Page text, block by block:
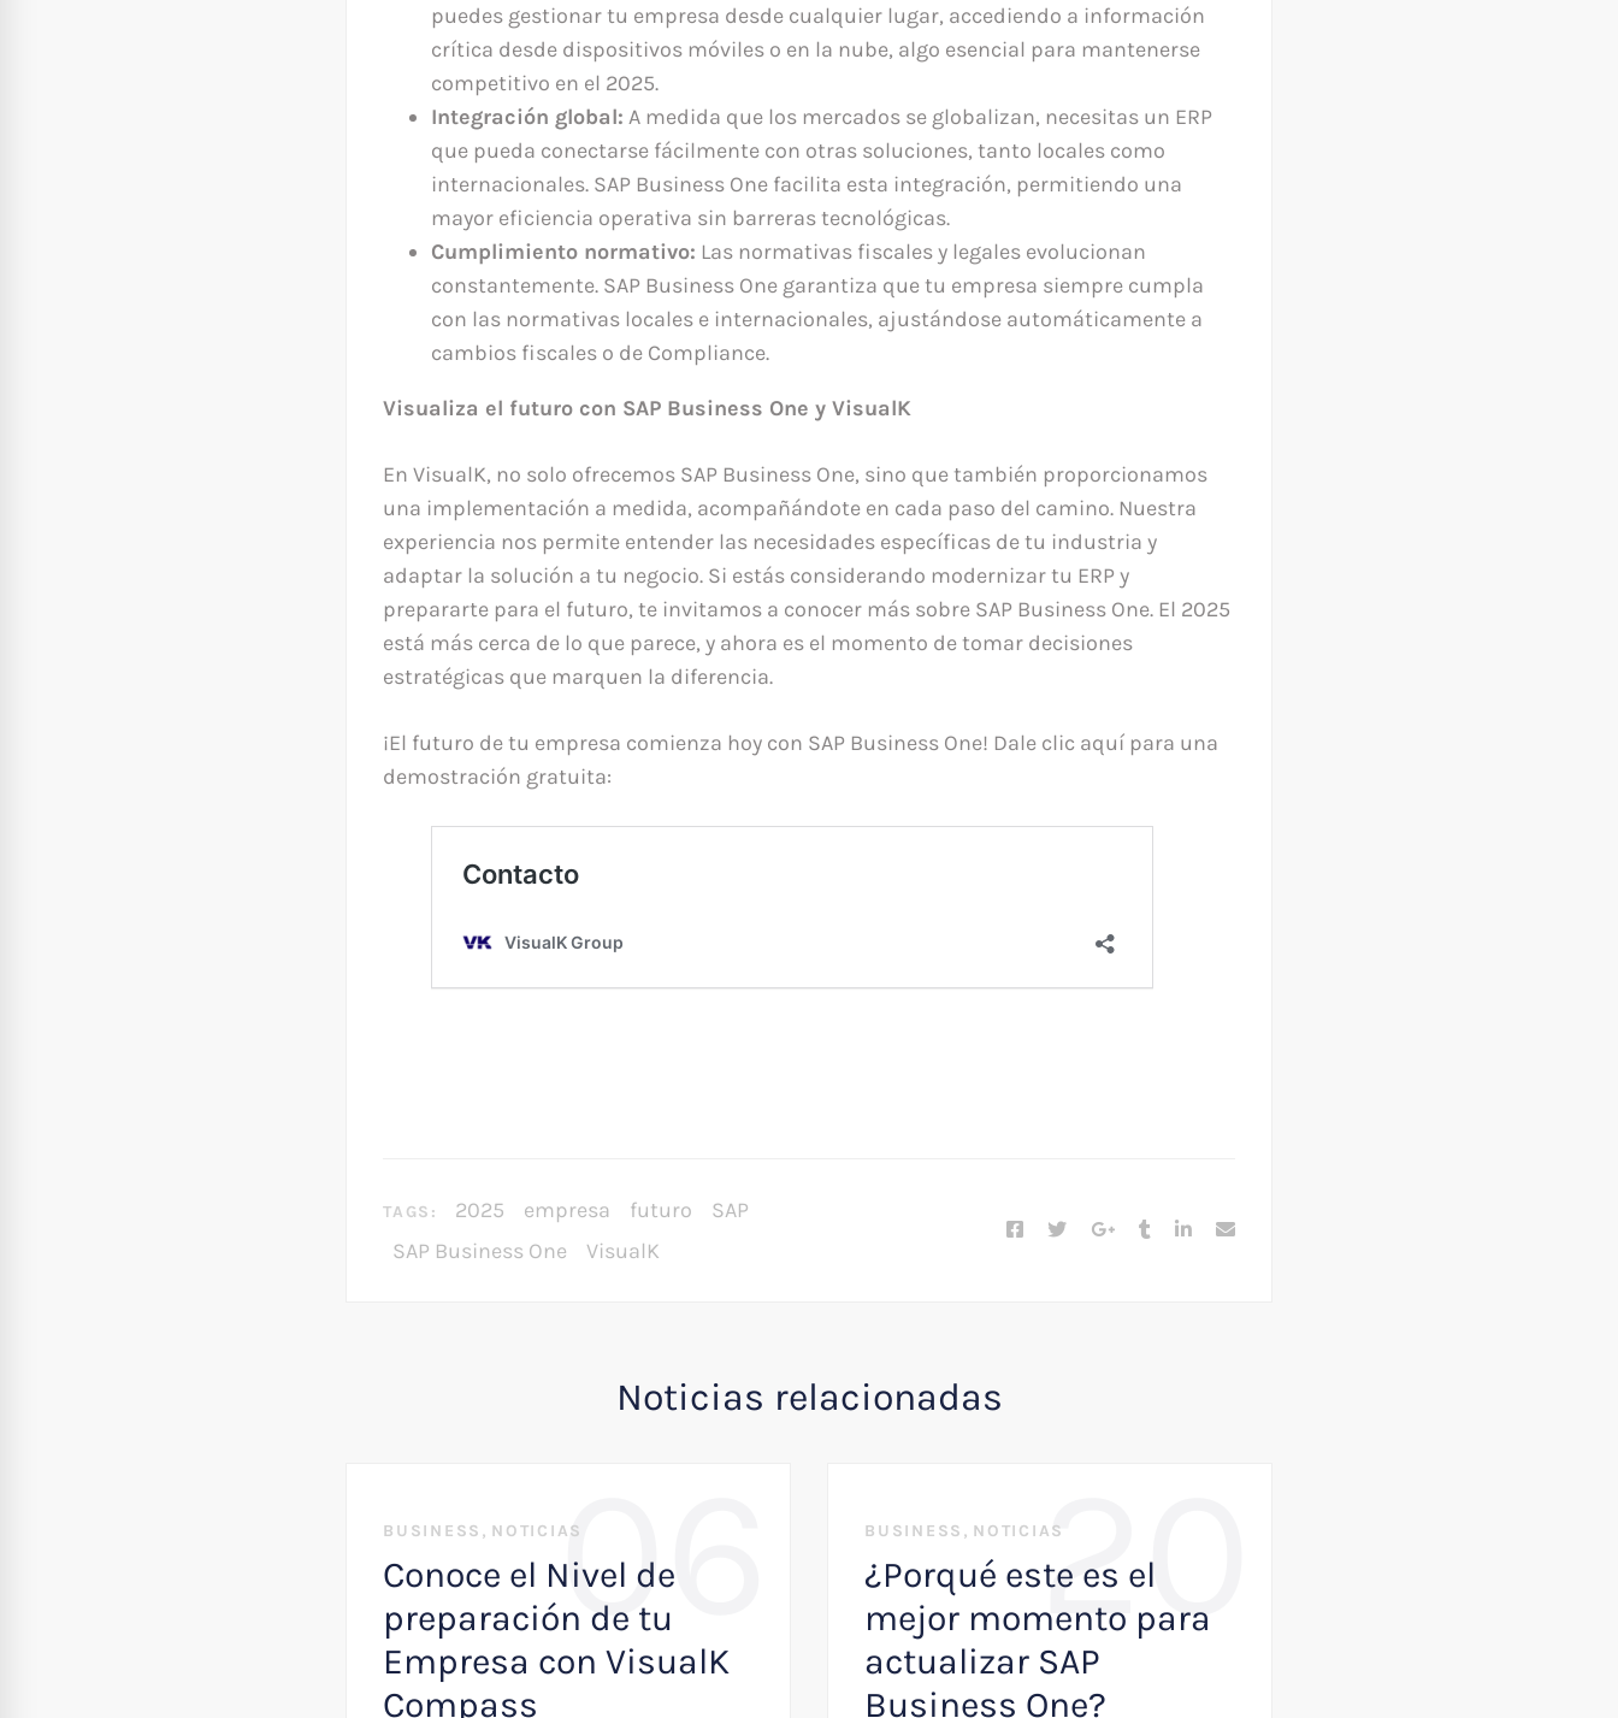
puedes gestionar tu empresa desde cualquier lugar, accediendo a información
crítica desde dispositivos móviles o en la nube, algo esencial para mantenerse
competitivo en el 2025.
Integración global: A medida que los mercados se globalizan, necesitas un ERP
que pueda conectarse fácilmente con otras soluciones, tanto locales como
internacionales. SAP Business One facilita esta integración, permitiendo una
mayor eficiencia operativa sin barreras tecnológicas.
Cumplimiento normativo: Las normativas fiscales y legales evolucionan
constantemente. SAP Business One garantiza que tu empresa siempre cumpla
con las normativas locales e internacionales, ajustándose automáticamente a
cambios fiscales o de Compliance.
Visualiza el futuro con SAP Business One y VisualK
En VisualK, no solo ofrecemos SAP Business One, sino que también proporcionamos
una implementación a medida, acompañándote en cada paso del camino. Nuestra
experiencia nos permite entender las necesidades específicas de tu industria y
adaptar la solución a tu negocio. Si estás considerando modernizar tu ERP y
prepararte para el futuro, te invitamos a conocer más sobre SAP Business One. El 2025
está más cerca de lo que parece, y ahora es el momento de tomar decisiones
estratégicas que marquen la diferencia.
¡El futuro de tu empresa comienza hoy con SAP Business One! Dale clic aquí para una
demostración gratuita:
TAGS: 2025 empresa futuro
SAP
SAP Business One
VisualK
Noticias relacionadas
06
BUSINESS , NOTICIAS
Conoce el Nivel de
preparación de tu
Empresa con VisualK
Compass
20
BUSINESS , NOTICIAS
¿Porqué este es el
mejor momento para
actualizar SAP
Business One?